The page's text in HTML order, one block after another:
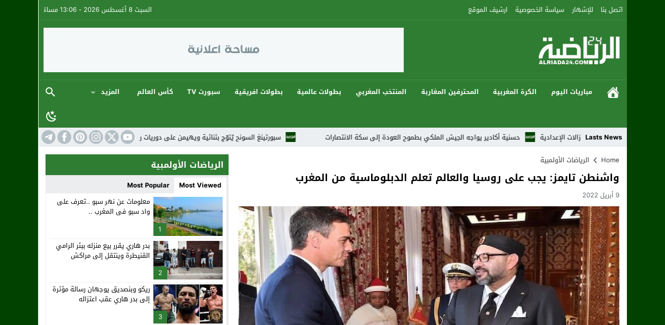
اتصل بنا للإشهار سياسة الخصوصية ارشيف الموقع السبت 8 أغسطس 2026 - 13:06 مساءً
مباريات اليوم الكرة المغربية المحترفين المغاربة المنتخب المغربي بطولات عالمية بطولات افريقية سبورت TV كأس العالم المزيد
Lasts News سبورتينغ السونح يُتوّج بثنائية ويهيمن على دوريات رمضان 2026 في أجواء كروية استثنائية المنتخب المغربي: من النزالات الإعدادية
حسنية أكادير يواجه الجيش الملكي بطموح العودة إلى سكة الانتصارات
Home
الرياضات الأولمبية
واشنطن تايمز: يجب على روسيا والعالم تعلم الدبلوماسية من المغرب
9 أبريل 2022
الرياضات الأولمبية
Most Viewed
Most Popular
1
معلومات عن نهر سبو ..تعرف على
واد سبو فى المغرب ..
2
بدر هاري يقرر بيع منزله ببئر الرامي
القنيطرة وينتقل إلى مراكش
3
ريكو وبنصديق يوجهان رسالة مؤثرة
إلى بدر هاري عقب اعتزاله